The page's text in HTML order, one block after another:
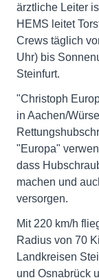
ärztliche Leiter
HEMS leitet
Crews täglich
Uhr) bis
Steinfurt.
"Christoph
in Aachen/
"Europa"
dass
machen und
versorgen.
Mit 220 km/h
Radius von 70
Landkreisen
und Osnabrück